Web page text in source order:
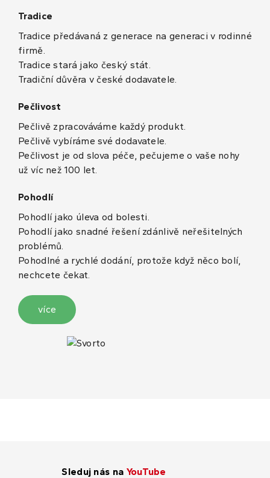
Tradice
Tradice předávaná z generace na generaci v rodinné
firmě.
Tradice stará jako český stát.
Tradiční důvěra v české dodavatele.
Pečlivost
Pečlivě zpracováváme každý produkt.
Pečlivě vybíráme své dodavatele.
Pečlivost je od slova péče, pečujeme o vaše nohy
už víc než 100 let.
Pohodlí
Pohodlí jako úleva od bolesti.
Pohodlí jako snadné řešení zdánlivě neřešitelných
problémů.
Pohodlné a rychlé dodání, protože když něco bolí,
nechcete čekat.
více
Sleduj nás na YouTube